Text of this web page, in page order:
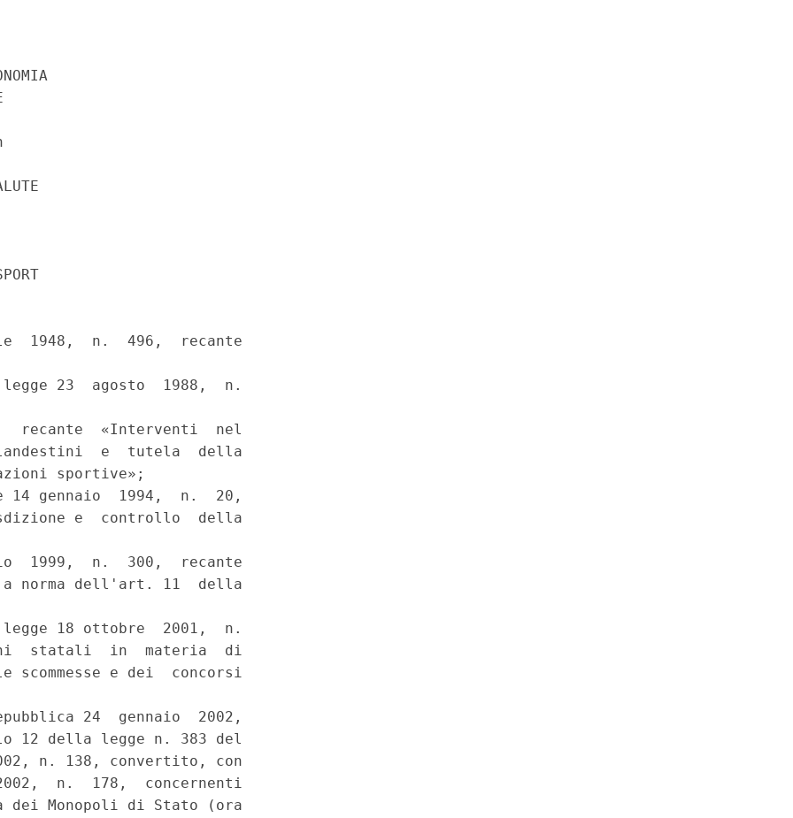
1948,  n.  496,  recante
23  agosto  1988,  n.
recante  «Interventi  nel
e  tutela  della
sportive»;
14 gennaio  1994,  n.  20,
e  controllo  della
1999,  n.  300,  recante
a norma dell'art. 11  della
18 ottobre  2001,  n.
statali  in  materia  di
e dei  concorsi
24  gennaio  2002,
12 della legge n. 383 del
n. 138, convertito, con
n.  178,  concernenti
dei Monopoli di Stato (ora